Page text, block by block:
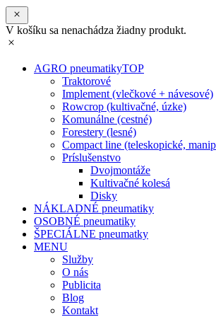
V košíku sa nenachádza žiadny produkt.
AGRO pneumatikyTOP
Traktorové
Implement (vlečkové + návesové)
Rowcrop (kultivačné, úzke)
Komunálne (cestné)
Forestery (lesné)
Compact line (teleskopické,
Príslušenstvo
Dvojmontáže
Kultivačné kolesá
Disky
NÁKLADNÉ pneumatiky
OSOBNÉ pneumatiky
ŠPECIÁLNE pneumatky
MENU
Služby
O nás
Publicita
Blog
Kontakt